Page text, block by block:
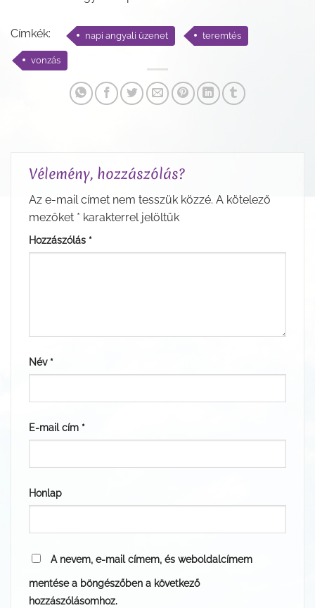
Címkék: napi angyali üzenet teremtés
vonzás
Vélemény, hozzászólás?
Az e-mail címet nem tesszük közzé. A kötelező
mezőket * karakterrel jelöltük
Hozzászólás *
Név *
E-mail cím *
Honlap
A nevem, e-mail címem, és weboldalcímem
mentése a böngészőben a következő
hozzászólásomhoz.